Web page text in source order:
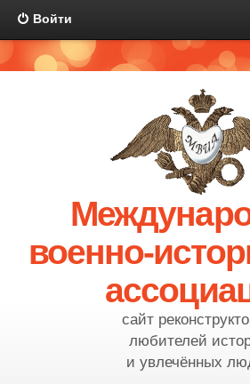
Войти
военно-
сайт
любителей
и увлечённых